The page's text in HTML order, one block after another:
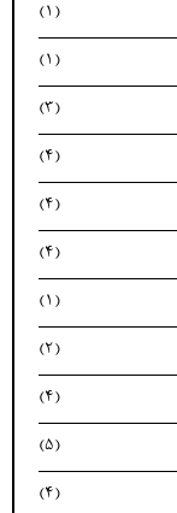
(1)
(1)
(3)
(4)
(4)
(4)
(1)
(2)
(4)
(5)
(4)